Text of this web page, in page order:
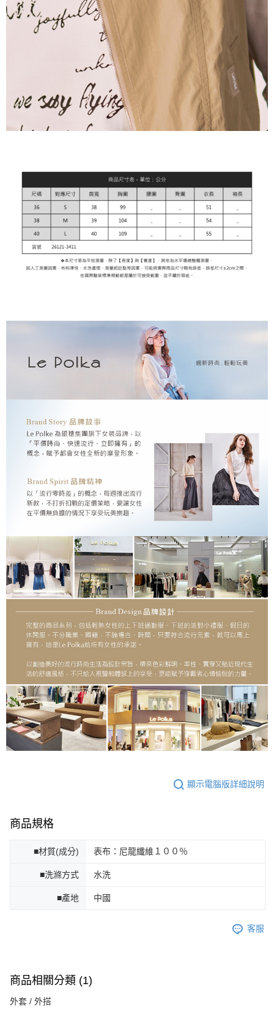
顯示電腦版詳細說明
商品規格
■材質(成分) 表布：尼龍纖維１００％
■洗滌方式 水洗
■產地 中國
客服
商品相關分類 (1)
外套 / 外搭